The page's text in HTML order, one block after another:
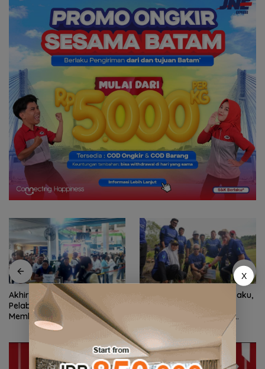
Akhir Pekan, Arus Wisman di
Pelabuhan Batam Centre
Membludak
Perkuat Ketahanan Air Baku,
Dermott Tanam Bambu
Betung di Bendungan Sei
Nongsa
X